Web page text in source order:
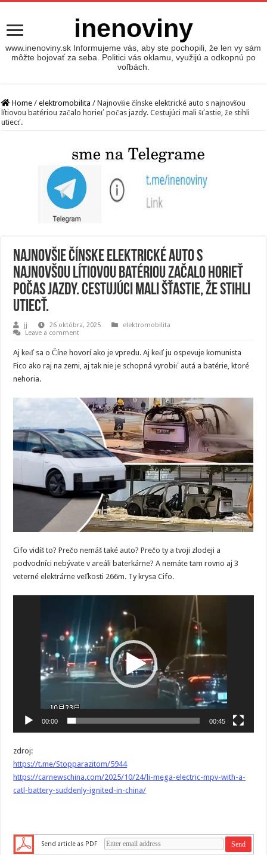
inenoviny
www.inenoviny.sk Informujeme vás, aby ste pochopili, že len vy sám
môžte bojovať za seba. Politici vás oklamu, využijú a odkopnú po
voľbách.
Home / elektromobilita / Najnovšie čínske elektrické auto s najnovšou
lítiovou batériou začalo horieť počas jazdy. Cestujúci mali šťastie, že stihli
utiecť.
Najnovšie čínske elektrické auto s
najnovšou lítiovou batériou začalo horieť
počas jazdy. Cestujúci mali šťastie, že stihli
utiecť.
jj 26 októbra, 2025
elektromobilita
Leave a comment
Aj keď sa o Číne hovorí ako je vpredu. Aj keď ju ospevuje komunista
Fico ako raj na zemi, aj tak nie je schopná vyrobiť autá a batérie, ktoré
nehoria.
Cifo vidíš to? Prečo nemáš také auto? Prečo ty a tvoji zlodeji a
podvodníci nebývate v areáli baterkárne? A nemáte tam rovno aj 3
veterné elektrárne veľkosti 266m. Ty krysa Cifo.
00:00 00:45
zdroj:
https://t.me/Stopparazitom/5944
https://carnewschina.com/2025/10/24/li-mega-electric-mpv-with-a-
catl-battery-suddenly-ignited-in-china/
Send article as PDF